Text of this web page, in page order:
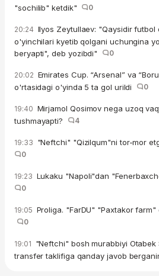
"sochilib" ketdik"
0
20:24 Ilyos Zeytullaev: "Qaysidir futbol
o'yinchilari kyetib qolgani uchungina
beryapti", deb yozibdi"
0
20:02 Emirates Cup. “Arsenal” va
o'rtasidagi o'yinda 5 ta gol urildi
0
19:40 Mirjamol Qosimov nega uzoq
tushmayapti?
4
19:33 "Neftchi" "Qizilqum"ni tor-mor
0
19:23 Lukaku "Napoli"dan
0
19:05 Proliga. "FarDU" "Paxtakor
0
19:01 "Neftchi" bosh murabbiyi Otabek
transfer taklifiga qanday javob